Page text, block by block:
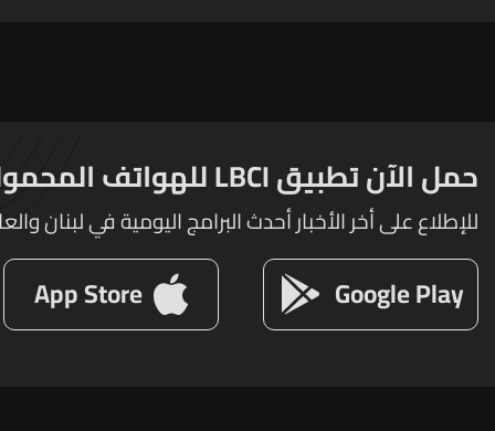
حمل الآن تطبيق LBCI للهواتف المحمولة
للإطلاع على أخر الأخبار أحدث البرامج اليومية في لبنان
Google Play
App Store